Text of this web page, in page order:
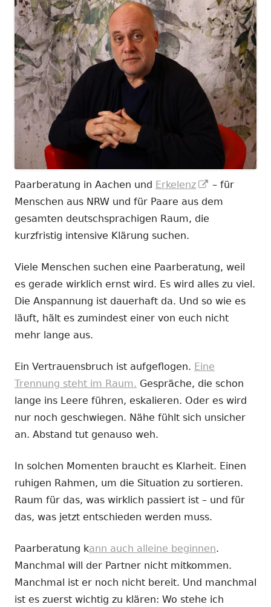
Paarberatung in Aachen und Erkelenz
In
neuem
– für
Menschen aus NRW und für Paare aus dem
gesamten deutschsprachigen Raum, die
kurzfristig intensive Klärung suchen.
Viele Menschen suchen eine Paarberatung, weil
es gerade wirklich ernst wird. Es wird alles zu viel.
Die Anspannung ist dauerhaft da. Und so wie es
läuft, hält es zumindest einer von euch nicht
mehr lange aus.
Ein Vertrauensbruch ist aufgeflogen. Eine
Trennung steht im Raum. Gespräche, die schon
lange ins Leere führen, eskalieren. Oder es wird
nur noch geschwiegen. Nähe fühlt sich unsicher
an. Abstand tut genauso weh.
In solchen Momenten braucht es Klarheit. Einen
ruhigen Rahmen, um die Situation zu sortieren.
Raum für das, was wirklich passiert ist – und für
das, was jetzt entschieden werden muss.
Paarberatung kann auch alleine beginnen.
Manchmal will der Partner nicht mitkommen.
Manchmal ist er noch nicht bereit. Und manchmal
ist es zuerst wichtig zu klären: Wo stehe ich